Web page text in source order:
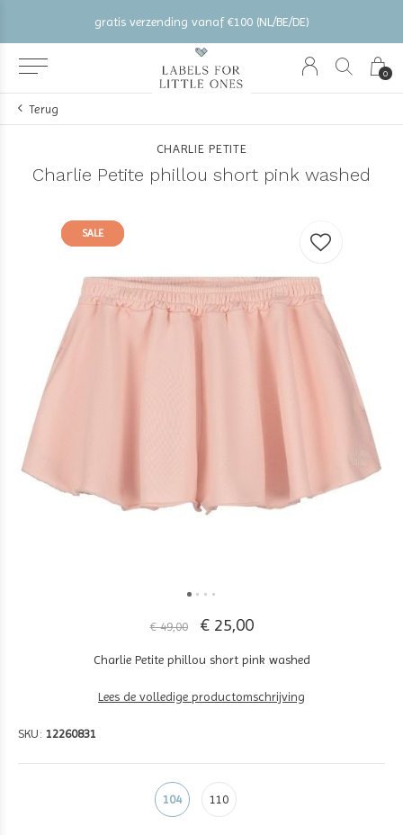
0
gratis verzending vanaf €100 (NL/BE/DE)
Terug
CHARLIE PETITE
Charlie Petite phillou short pink washed
SALE
SALE
€ 49,00 € 25,00
Charlie Petite phillou short pink washed
Lees de volledige productomschrijving
SKU: 12260831
104 110